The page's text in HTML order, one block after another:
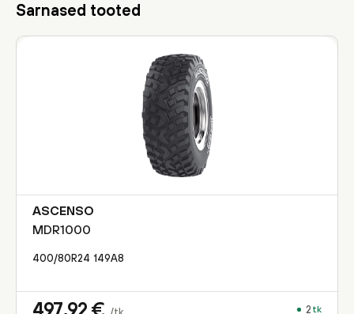
Sarnased tooted
ASCENSO
MDR1000
400/80R24 149A8
497,92 € 2 tk